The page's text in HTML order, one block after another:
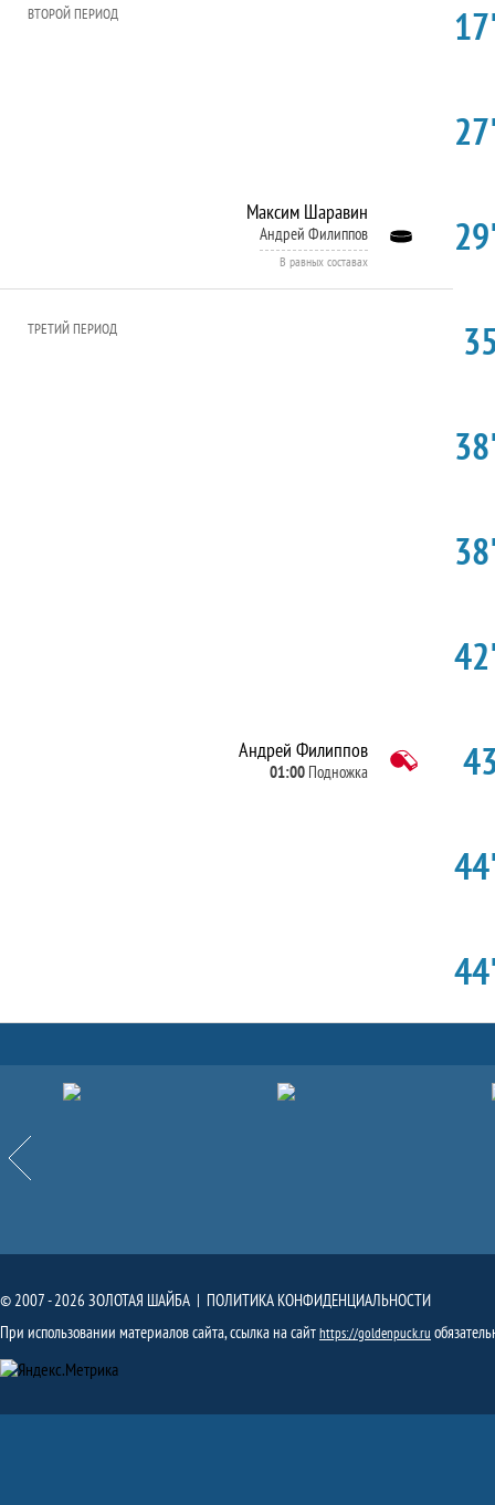
ВТОРОЙ ПЕРИОД
Максим Шаравин
Андрей Филиппов
В равных составах
ТРЕТИЙ ПЕРИОД
Андрей Филиппов
01:00 Подножка
Назад
Партнёры
© 2007 - 2026 ЗОЛОТАЯ ШАЙБА | ПОЛИТИКА КОНФИДЕНЦИАЛЬНОСТИ
При использовании материалов сайта, ссылка на сайтhttps://goldenpuck.ru